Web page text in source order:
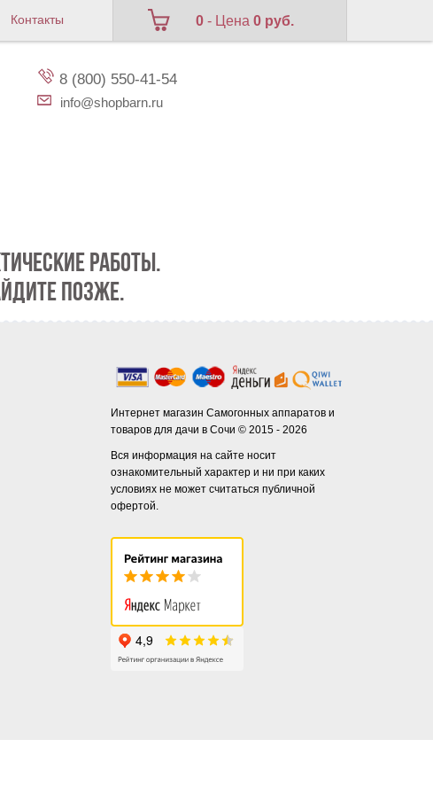
Контакты 0 - Цена0 руб.
8 (800) 550-41-54
info@shopbarn.ru
РАБОТЫ.
ПОЗЖЕ.
Интернет магазин Самогонных аппаратов и
товаров для дачи в Сочи © 2015 - 2026
Вся информация на сайте носит
ознакомительный характер и ни при каких
условиях не может считаться публичной
офертой.